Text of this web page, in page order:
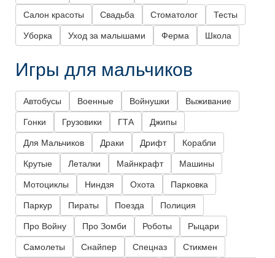
Салон красоты Свадьба Стоматолог Тесты
Уборка Уход за малышами Ферма Школа
Игры для мальчиков
Автобусы Военные Войнушки Выживание
Гонки Грузовики ГТА Джипы
Для Мальчиков Драки Дрифт Корабли
Крутые Леталки Майнкрафт Машины
Мотоциклы Ниндзя Охота Парковка
Паркур Пираты Поезда Полиция
Про Войну Про Зомби Роботы Рыцари
Самолеты Снайпер Спецназ Стикмен